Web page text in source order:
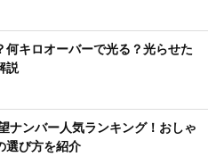
何キロオーバーで光る？光らせた
説
ナンバー人気ランキング！おしゃ
選び方を紹介